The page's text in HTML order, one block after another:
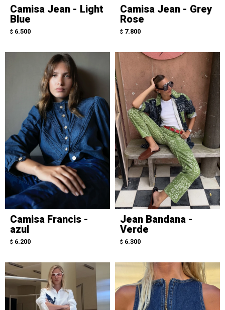
Camisa Jean - Light
Blue
$ 6.500
Camisa Jean - Grey
Rose
$ 7.800
Camisa Francis -
azul
$ 6.200
Jean Bandana -
Verde
$ 6.300